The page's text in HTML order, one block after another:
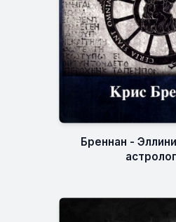
Бреннан -